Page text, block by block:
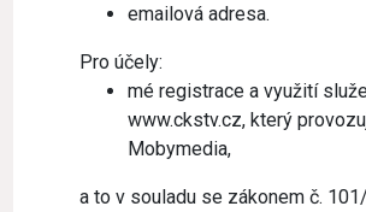
emailová adresa.
Pro účely:
mé registrace a využití
www.ckstv.cz, který
Mobymedia,
a to v souladu se zákonem č.